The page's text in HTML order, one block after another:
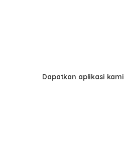
Dapatkan aplikasi kami